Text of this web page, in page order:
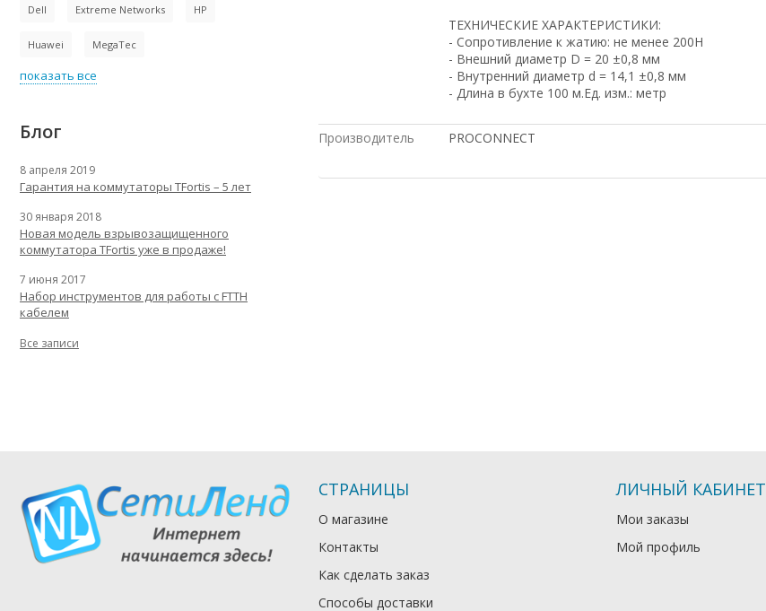
ТЕХНИЧЕСКИЕ ХАРАКТЕРИСТИКИ:
- Сопротивление к жатию: не менее 200Н
- Внешний диаметр D = 20 ±0,8 мм
- Внутренний диаметр d = 14,1 ±0,8 мм
- Длина в бухте 100 м.Ед. изм.: метр
Производитель PROCONNECT
Dell Extreme Networks HP
Huawei MegaTec
показать все
Блог
8 апреля 2019
Гарантия на коммутаторы TFortis – 5 лет
30 января 2018
Новая модель взрывозащищенного
коммутатора TFortis уже в продаже!
7 июня 2017
Набор инструментов для работы с FTTH
кабелем
Все записи
СТРАНИЦЫ
О магазине
Контакты
Как сделать заказ
Способы доставки
ЛИЧНЫЙ КАБИНЕТ
Мои заказы
Мой профиль